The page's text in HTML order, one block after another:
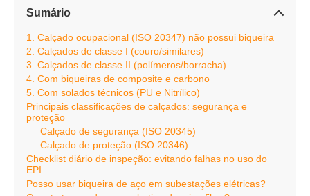
Sumário
1. Calçado ocupacional (ISO 20347) não possui biqueira
2. Calçados de classe I (couro/similares)
3. Calçados de classe II (polímeros/borracha)
4. Com biqueiras de composite e carbono
5. Com solados técnicos (PU e Nitrílico)
Principais classificações de calçados: segurança e
proteção
Calçado de segurança (ISO 20345)
Calçado de proteção (ISO 20346)
Checklist diário de inspeção: evitando falhas no uso do
EPI
Posso usar biqueira de aço em subestações elétricas?